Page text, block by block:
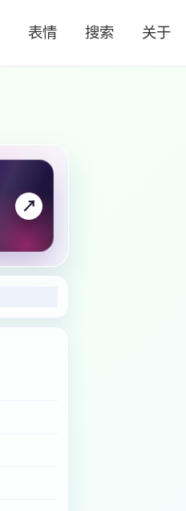
表情 搜索 关于
↗